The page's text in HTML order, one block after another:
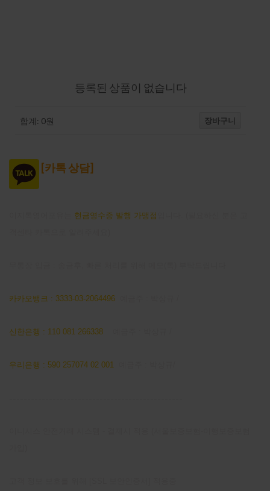
등록된 상품이 없습니다
합계: 0원 장바구니
[카톡 상담]
현금영수증 발행 가맹점
카카오뱅크 : 3333-03-2064496
신한은행 : 110 081 266338
우리은행 : 590 257074 02 001